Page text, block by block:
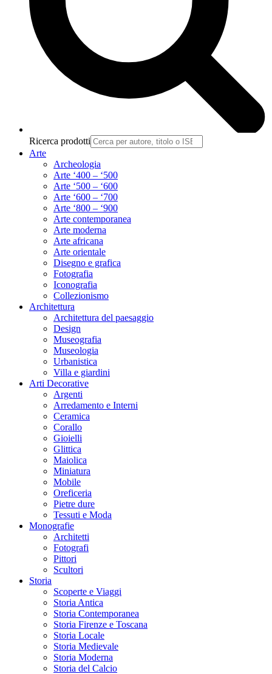
Ricerca prodotti
Arte
Archeologia
Arte ‘400 – ‘500
Arte ‘500 – ‘600
Arte ‘600 – ‘700
Arte ‘800 – ‘900
Arte contemporanea
Arte moderna
Arte africana
Arte orientale
Disegno e grafica
Fotografia
Iconografia
Collezionismo
Architettura
Architettura del paesaggio
Design
Museografia
Museologia
Urbanistica
Villa e giardini
Arti Decorative
Argenti
Arredamento e Interni
Ceramica
Corallo
Gioielli
Glittica
Maiolica
Miniatura
Mobile
Oreficeria
Pietre dure
Tessuti e Moda
Monografie
Architetti
Fotografi
Pittori
Scultori
Storia
Scoperte e Viaggi
Storia Antica
Storia Contemporanea
Storia Firenze e Toscana
Storia Locale
Storia Medievale
Storia Moderna
Storia del Calcio